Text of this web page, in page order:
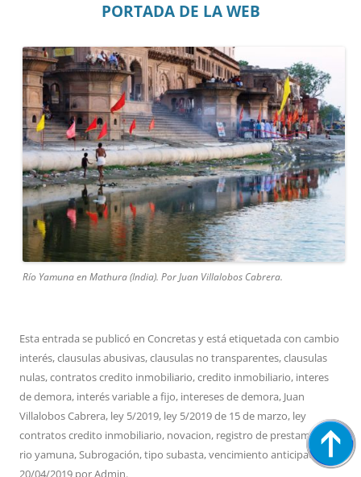
PORTADA DE LA WEB
Río Yamuna en Mathura (India). Por Juan Villalobos Cabrera.
Esta entrada se publicó en Concretasy está etiquetada con cambio
interés,clausulas abusivas,clausulas no transparentes,clausulas
nulas,contratos credito inmobiliario,credito inmobiliario, interes
de demora, interés variable a fijo, intereses de demora, Juan
Villalobos Cabrera, ley 5/2019, ley 5/2019 de 15 de marzo, ley
contratos credito inmobiliario, novacion, registro de prestamistas,
rio yamuna,Subrogación,tipo subasta,vencimiento anticipado
en
20/04/2019 porAdmin.